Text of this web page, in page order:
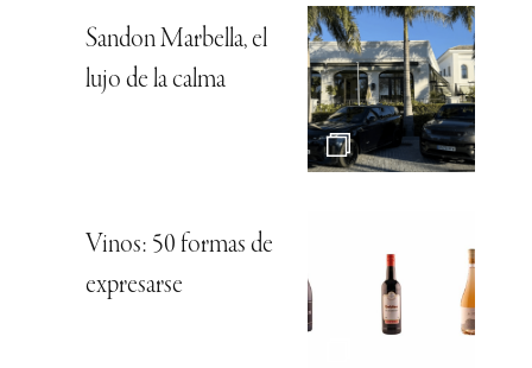
Sandon Marbella, el
lujo de la calma
Vinos: 50 formas de
expresarse